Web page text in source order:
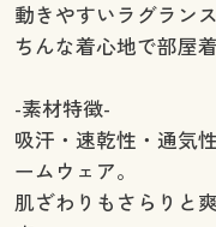
動きやすいラグラン
ちんな着心地で部屋
-素材特徴-
吸汗・速乾性・通気
ームウェア。
肌ざわりもさらりと